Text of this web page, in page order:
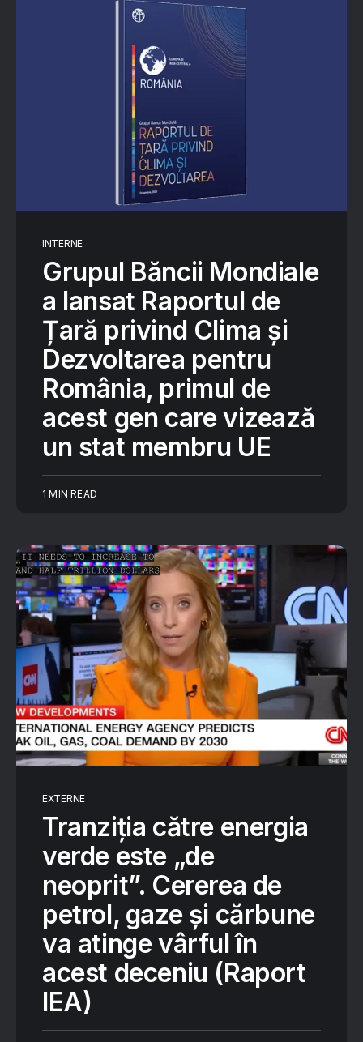
INTERNE
Grupul Băncii Mondiale
a lansat Raportul de
Țară privind Clima și
Dezvoltarea pentru
România, primul de
acest gen care vizează
un stat membru UE
1 MIN READ
EXTERNE
Tranziția către energia
verde este „de
neoprit”. Cererea de
petrol, gaze și cărbune
va atinge vârful în
acest deceniu (Raport
IEA)